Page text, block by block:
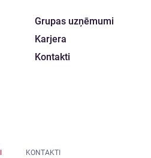
Grupas uzņēmumi
Karjera
Kontakti
KONTAKTI